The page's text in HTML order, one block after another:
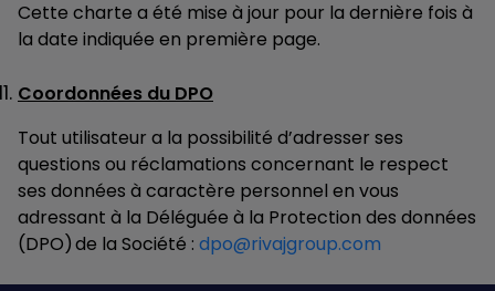
Cette charte a été mise à jour pour la dernière fois à
la date indiquée en première page.
Coordonnées du DPO
Tout utilisateur a la possibilité d’adresser ses
questions ou réclamations concernant le respect
ses données à caractère personnel en vous
adressant à la Déléguée à la Protection des données
(DPO) de la Société : dpo@rivajgroup.com